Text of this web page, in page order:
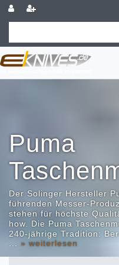
Puma
Der Solinger Hersteller
führenden Messer-
stehen für höchste
how. Die Puma
240-jährige Tradition:
Wilhelm Lauterjung die
» weiterlesen